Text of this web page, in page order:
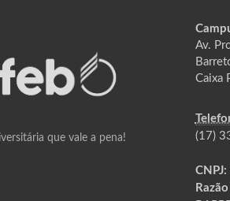
que vale a pena!
Av.
Caixa
(17)
CNPJ: